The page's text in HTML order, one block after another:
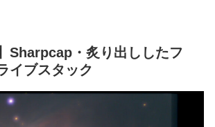
Sharpcap・炙り出ししたフ
イブスタック